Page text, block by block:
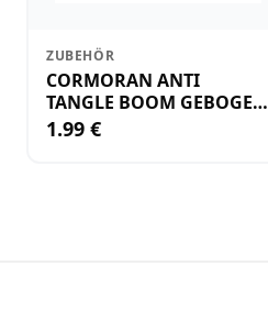
ZUBEHÖR
CORMORAN ANTI
TANGLE BOOM GEBOGEN
12CM M.WIRBEL(PLASTIK)
1.99 €